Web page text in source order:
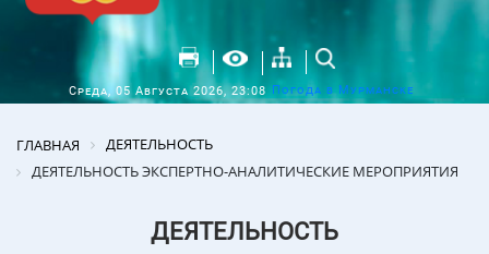
Среда, 05 Августа 2026, 23:08 Погода в Мурманске
ГЛАВНАЯ
ДЕЯТЕЛЬНОСТЬ
ДЕЯТЕЛЬНОСТЬ ЭКСПЕРТНО-АНАЛИТИЧЕСКИЕ МЕРОПРИЯТИЯ
ДЕЯТЕЛЬНОСТЬ